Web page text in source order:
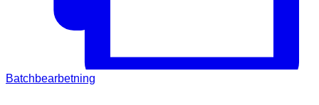
Batchbearbetning